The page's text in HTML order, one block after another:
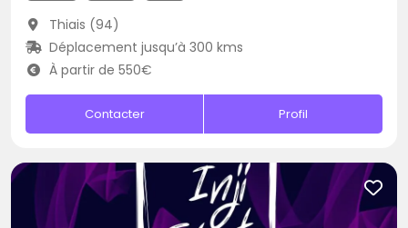
Thiais (94)
Déplacement jusqu’à 300 kms
À partir de 550€
Contacter Profil